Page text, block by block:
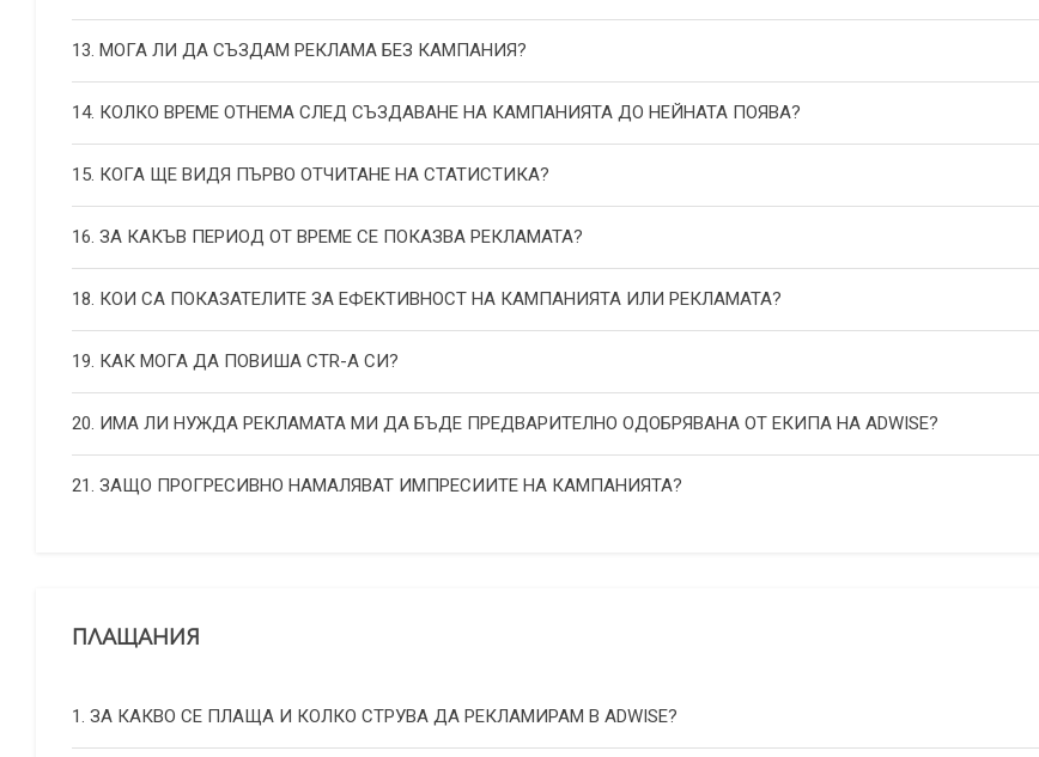
13. МОГА ЛИ ДА СЪЗДАМ РЕКЛАМА БЕЗ КАМПАНИЯ?
14. КОЛКО ВРЕМЕ ОТНЕМА СЛЕД СЪЗДАВАНЕ НА КАМПАНИЯТА ДО НЕЙНАТА ПОЯВА?
15. КОГА ЩЕ ВИДЯ ПЪРВО ОТЧИТАНЕ НА СТАТИСТИКА?
16. ЗА КАКЪВ ПЕРИОД ОТ ВРЕМЕ СЕ ПОКАЗВА РЕКЛАМАТА?
18. КОИ СА ПОКАЗАТЕЛИТЕ ЗА ЕФЕКТИВНОСТ НА КАМПАНИЯТА ИЛИ РЕКЛАМАТА?
19. КАК МОГА ДА ПОВИША СТR-А СИ?
20. ИМА ЛИ НУЖДА РЕКЛАМАТА МИ ДА БЪДЕ ПРЕДВАРИТЕЛНО ОДОБРЯВАНА ОТ ЕКИПА НА ADWISE?
21. ЗАЩО ПРОГРЕСИВНО НАМАЛЯВАТ ИМПРЕСИИТЕ НА КАМПАНИЯТА?
ПЛАЩАНИЯ
1. ЗА КАКВО СЕ ПЛАЩА И КОЛКО СТРУВА ДА РЕКЛАМИРАМ В ADWISE?